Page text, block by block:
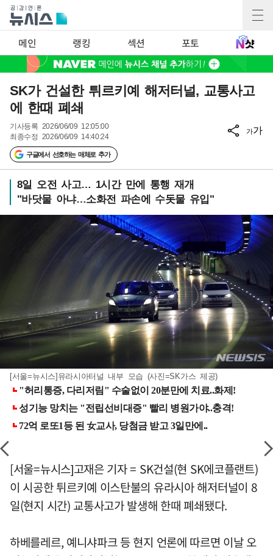
메인 랭킹 섹션 포토
SK가 건설한 튀르키예 해저터널, 교통사고
에 한때 폐쇄
기사등록 2026/06/09 12:05:00
최종수정 2026/06/09 14:40:24
구글에서 선호하는 매체로 추가
가가
8일 오전 사고… 1시간 만에 통행 재개
"바닷물 아냐…소화전 파손에 수돗물 유입"
[서울=뉴시스]유라시아터널 내부 모습 (사진=SK가스 제공)
[서울=뉴시스]고재은 기자 = SK건설(현 SK에코플랜트)
이 시공한 튀르키예 이스탄불의 유라시아 해저터널이 8
일(현지 시간) 교통사고가 발생해 한때 폐쇄됐다.
하베를레르, 예니샤파크 등 현지 언론에 따르면 이날 오